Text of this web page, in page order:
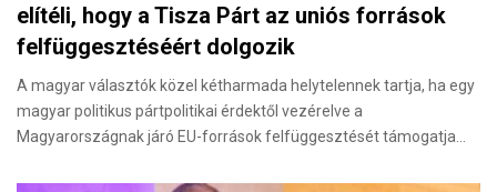
elítéli, hogy a Tisza Párt az uniós források
felfüggesztéséért dolgozik
A magyar választók közel kétharmada helytelennek tartja, ha egy
magyar politikus pártpolitikai érdektől vezérelve a
Magyarországnak járó EU-források felfüggesztését támogatja…